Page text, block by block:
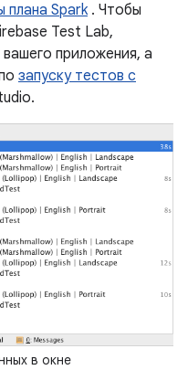
плана Spark. Чтобы
Test Lab,
вашего приложения, а
запуску тестов с
в окне